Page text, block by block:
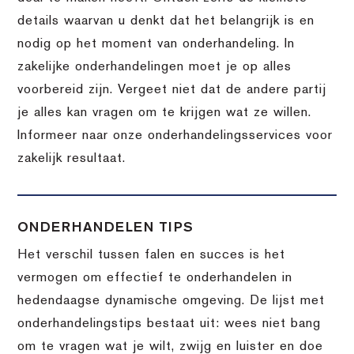
details waarvan u denkt dat het belangrijk is en
nodig op het moment van onderhandeling. In
zakelijke onderhandelingen moet je op alles
voorbereid zijn. Vergeet niet dat de andere partij
je alles kan vragen om te krijgen wat ze willen.
Informeer naar onze onderhandelingsservices voor
zakelijk resultaat.
ONDERHANDELEN TIPS
Het verschil tussen falen en succes is het
vermogen om effectief te onderhandelen in
hedendaagse dynamische omgeving. De lijst met
onderhandelingstips bestaat uit: wees niet bang
om te vragen wat je wilt, zwijg en luister en doe